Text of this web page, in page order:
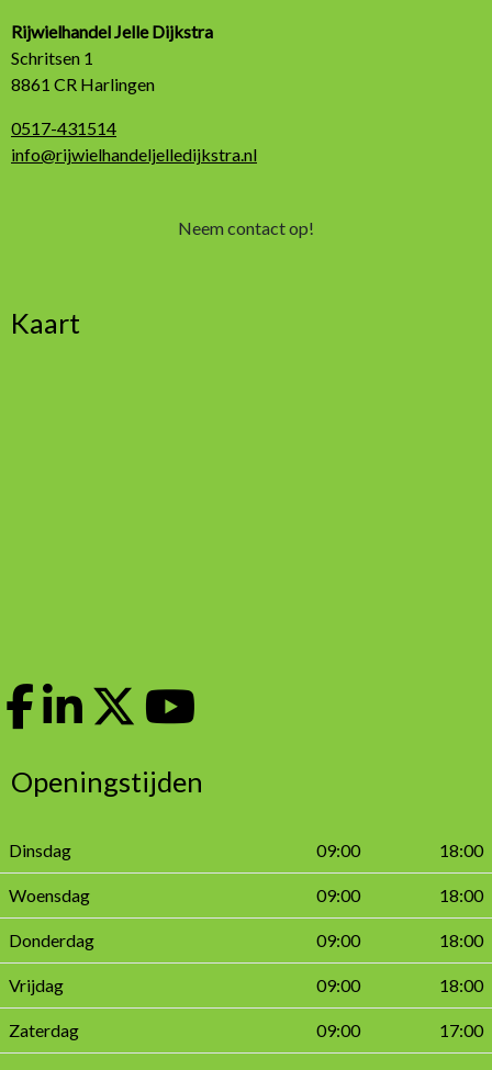
Rijwielhandel Jelle Dijkstra
Schritsen 1
8861 CR Harlingen
0517-431514
info@rijwielhandeljelledijkstra.nl
Neem contact op!
Kaart
Openingstijden
Dinsdag 09:00 18:00
Woensdag 09:00 18:00
Donderdag 09:00 18:00
Vrijdag 09:00 18:00
Zaterdag 09:00 17:00